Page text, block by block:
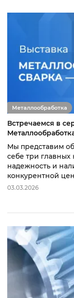
Металлообработка
Встречаемся в
Мы представим
себе три главных
надежность и
конкурентной
03.03.2026